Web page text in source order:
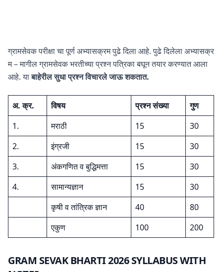
ग्रामसेवक परीक्षा चा पूर्ण अभ्यासक्रम पुढे दिला आहे. पुढे दिलेला अभ्यासक्र
म – मागील ग्रामसेवक भरतीच्या प्रश्न पत्रिका बघून तयार करण्यात आला
आहे. याबाहेरील सुधा प्रश्न विचारले जाऊ शकतात.
अ. क्र. विषय प्रश्न संख्या
गुण
1.
मराठी 15
30
2.
इंग्रजी 15
30
3.
अंकगणित व बुद्धिमत्ता 15
30
4.
सामान्यज्ञान 15
30
कृषी व तांत्रिक ज्ञान
40
80
एकुण
100 200
GRAM SEVAK BHARTI 2026 SYLLABUS WITH